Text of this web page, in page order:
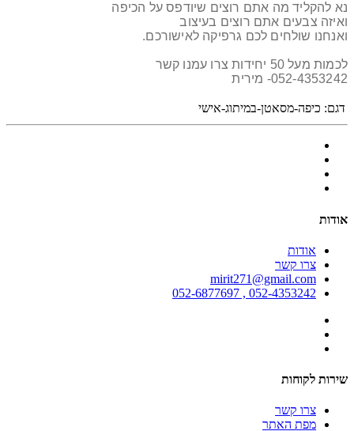
נא להקליד מה אתם רוצים שיודפס על הכיפה
ואיזה צבעים אתם רוצים בעיצוב
ואנחנו שולחים לכם גרפיקה לאישורכם.
לכמות מעל 50 יחידות צרו עמנו קשר
052-4353242- מירית
דגם: כיפה-מסאטן-במיתוג-אישי
אודות
אודות
צרו קשר
mirit271@gmail.com
052-4353242 , 052-6877697
שירות לקוחות
צרו קשר
מפת האתר